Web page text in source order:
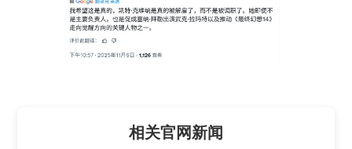
相关官网新闻